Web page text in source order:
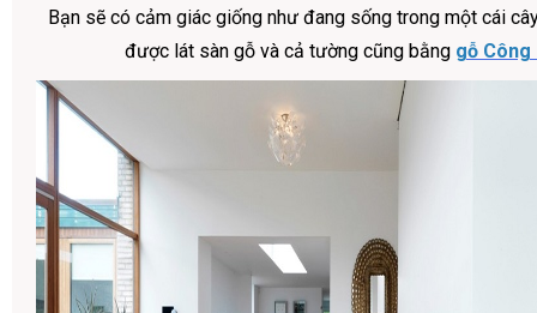
Bạn sẽ có cảm giác giống như đang sống trong một cái
được lát sàn gỗ và cả tường cũng bằng gỗ Công